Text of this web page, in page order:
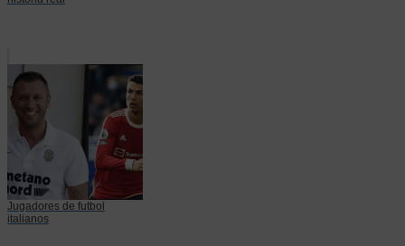
Jugadores de futbol
italianos